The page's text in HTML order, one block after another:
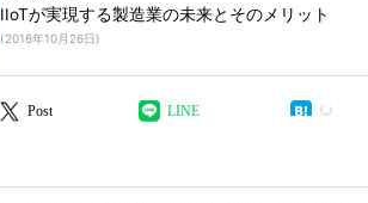
IIoTが実現する製造業の未来とそのメリット
(2016年10月26日)
Post LINE